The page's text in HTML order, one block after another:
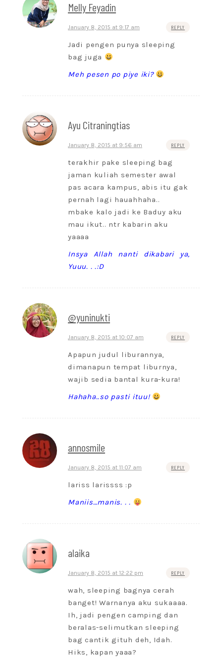
Melly Feyadin
January 8, 2015 at 9:17 am REPLY
Jadi pengen punya sleeping
bag juga
Meh pesen po piye iki?
Ayu Citraningtias
January 8, 2015 at 9:56 am REPLY
terakhir pake sleeping bag
jaman kuliah semester awal
pas acara kampus, abis itu gak
pernah lagi hauahhaha..
mbake kalo jadi ke Baduy aku
mau ikut.. ntr kabarin aku
yaaaa
Insya Allah nanti dikabari ya,
Yuuu. . .:D
@yuninukti
January 8, 2015 at 10:07 am REPLY
Apapun judul liburannya,
dimanapun tempat liburnya,
wajib sedia bantal kura-kura!
Hahaha..so pasti ituu!
annosmile
January 8, 2015 at 11:07 am REPLY
lariss larissss :p
Maniis…manis. . .
alaika
January 8, 2015 at 12:22 pm REPLY
wah, sleeping bagnya cerah
banget! Warnanya aku sukaaaa.
Ih, jadi pengen camping dan
beralas-selimutkan sleeping
bag cantik gituh deh, Idah.
Hiks, kapan yaaa?